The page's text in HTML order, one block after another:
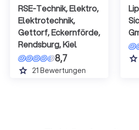
RSE-Technik, Elektro,
Elektrotechnik,
Gettorf, Eckernförde,
Rendsburg, Kiel
8,7
grade 21 Bewertungen
grade